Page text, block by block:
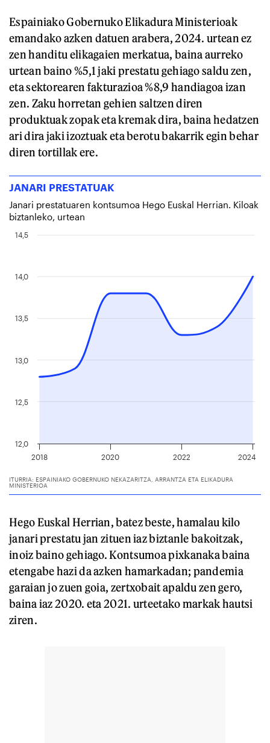
Espainiako Gobernuko Elikadura Ministerioak
emandako azken datuen arabera, 2024. urtean ez
zen handitu elikagaien merkatua, baina aurreko
urtean baino %5,1 jaki prestatu gehiago saldu zen,
eta sektorearen fakturazioa %8,9 handiagoa izan
zen. Zaku horretan gehien saltzen diren
produktuak zopak eta kremak dira, baina hedatzen
ari dira jaki izoztuak eta berotu bakarrik egin behar
diren tortillak ere.
Hego Euskal Herrian, batez beste, hamalau kilo
janari prestatu jan zituen iaz biztanle bakoitzak,
inoiz baino gehiago. Kontsumoa pixkanaka baina
etengabe hazi da azken hamarkadan; pandemia
garaian jo zuen goia, zertxobait apaldu zen gero,
baina iaz 2020. eta 2021. urteetako markak hautsi
ziren.